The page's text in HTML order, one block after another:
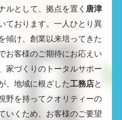
ルとして、拠点を置く 唐津
ております。一人ひとり異
傾け、創業以来培ってきた
お客様のご期待にお応えい
家づくりのトータルサポー
、地域に根ざした工務店と
野を持ってクオリティーの
いくため、お客様のご要望